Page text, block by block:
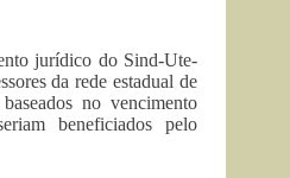
jurídico do Sind-Ute-
da rede estadual de
no vencimento
beneficiados pelo